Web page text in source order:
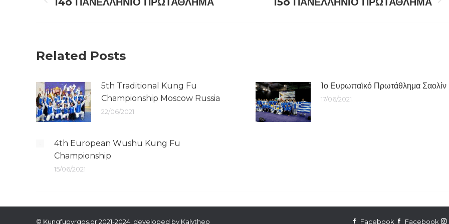
Previous
Next
Related Posts
5th Traditional Kung Fu
Championship Moscow Russia
22/06/2021
1ο Ευρωπαϊκό Πρωτάθλημα Σαολίν
17/06/2021
4th European Wushu Kung Fu
Championship
15/06/2021
© Kungfupyrgos.gr 2021-2024. developed by Kalytheo Facebook Facebook